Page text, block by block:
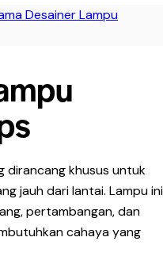
Desainer Lampu
dirancang khusus untuk
jauh dari lantai. Lampu ini
pertambangan, dan
cahaya yang